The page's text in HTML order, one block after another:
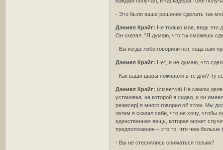
- Это было ваше решение сделать так
Дэниел Крэйг: Не только мое, ведь это
Он сказал, "Я думаю, что ты сможешь
- Вы когда-либо говорили нет, кода вам
Дэниел Крэйг: Нет, я не думаю, что
- Как ваши шары поживали в те дни? Ту
Дэниел Крэйг: (смеется) На самом деле
установка, на которой я сидел, и он
режесер] я много говорил об этом. Мы
затем я сказал себе, что не хочу, чтобы
единственная вещь, которая может
предположение – это то, что чем
- Вы не стеснялись сниматься голым?